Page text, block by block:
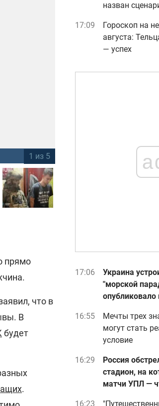
Подозреваемые в подрыве
1 из 5
прямо
что в
В
будет
.
назван
17:09
Гороскоп на
августа:
— успех
17:06
Украина
"морской
опубликовало
16:55
Мечты трех
могут стать
условие
16:29
Россия
стадион, на
матчи УПЛ —
16:23